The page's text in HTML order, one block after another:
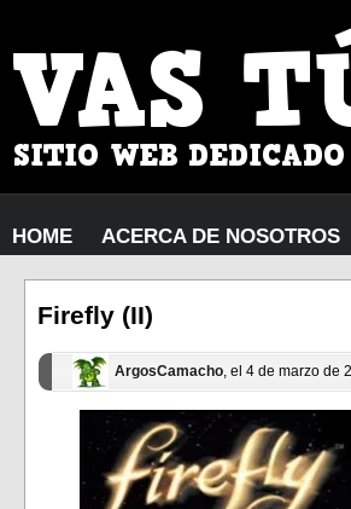
HOME ACERCA DE NOSOTROS
Firefly (II)
ArgosCamacho, el 4 de marzo de